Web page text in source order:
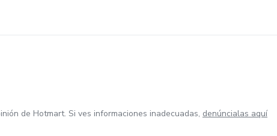
de Hotmart. Si ves informaciones inadecuadas, denúncialas aquí